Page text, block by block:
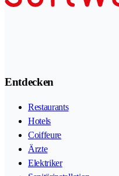
Entdecken
Restaurants
Hotels
Coiffeure
Ärzte
Elektriker